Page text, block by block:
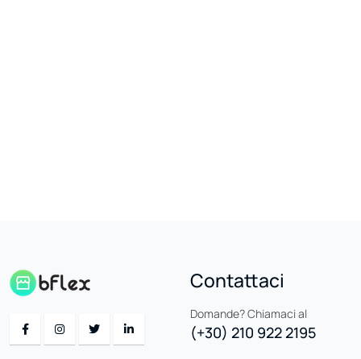
Contattaci
Domande? Chiamaci al
(+30) 210 922 2195